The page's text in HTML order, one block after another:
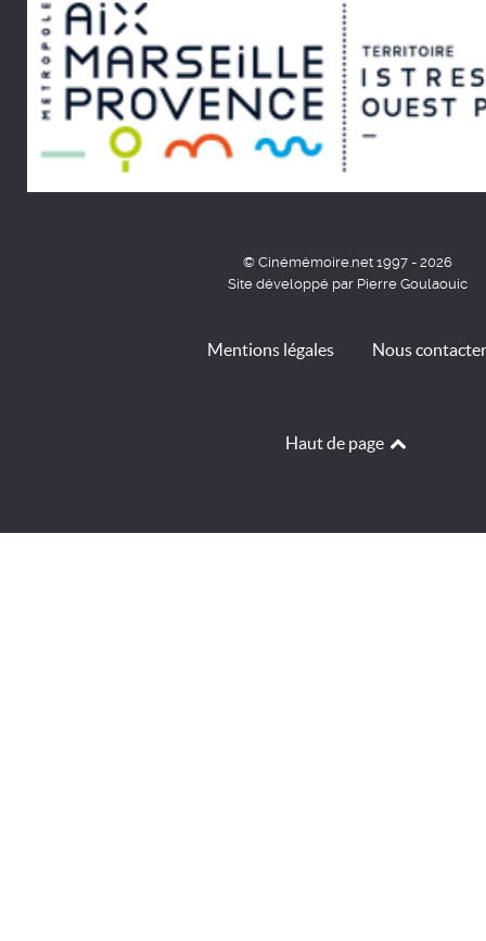
© Cinémémoire.net 1997 - 2026
Site développé par Pierre Goulaouic
Mentions légales Nous contacter
Haut de page